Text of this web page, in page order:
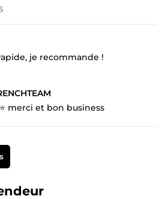
je recommande !
merci et bon business